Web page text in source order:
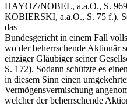
HAYOZ/NOBEL, a.a.O., S.
KOBIERSKI, a.a.O., S. 75 f.).
das
Bundesgericht in einem Fall
wo der beherrschende Aktionär
einziger Gläubiger seiner
S. 172). Sodann schützte es
in diesem Sinn einen
Vermögensvermischung
welcher der beherrschende